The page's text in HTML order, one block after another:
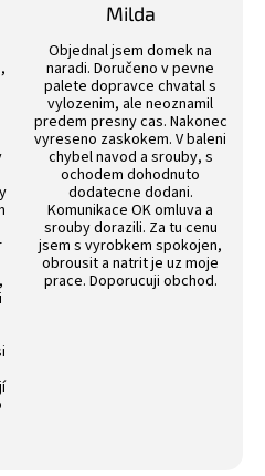
hvězdiček.
je 3 z 5 hvězdiček.
Milda
Objednal jsem domek na
naradi. Doručeno v pevne
palete dopravce chvatal s
vylozenim, ale neoznamil
predem presny cas. Nakonec
vyreseno zaskokem. V baleni
chybel navod a srouby, s
ochodem dohodnuto
dodatecne dodani.
Komunikace OK omluva a
srouby dorazili. Za tu cenu
jsem s vyrobkem spokojen,
obrousit a natrit je uz moje
prace. Doporucuji obchod.